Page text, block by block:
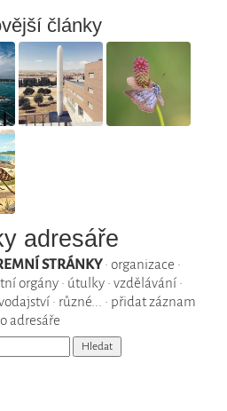
články
adresáře
STRÁNKY• organizace •
orgány• útulky• vzdělávání•
• různé... • přidat záznam
adresáře